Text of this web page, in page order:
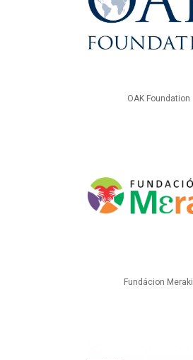
OAK Foundation
Fundácion Meraki